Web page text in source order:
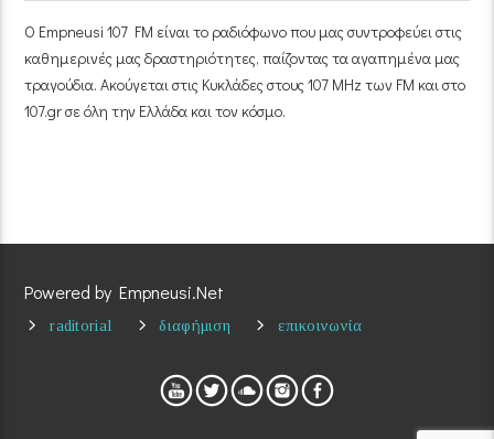
Ο Empneusi 107 FM είναι το ραδιόφωνο που μας συντροφεύει στις
καθημερινές μας δραστηριότητες, παίζοντας τα αγαπημένα μας
τραγούδια. Ακούγεται στις Κυκλάδες στους 107 MHz των FM και στο
107.gr σε όλη την Ελλάδα και τον κόσμο.
Powered by Empneusi.Net
raditorial διαφήμιση επικοινωνία